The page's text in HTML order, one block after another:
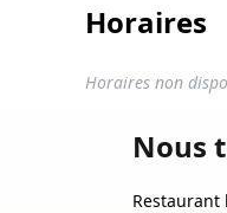
Horaires
Horaires non
Nous
Restaurant